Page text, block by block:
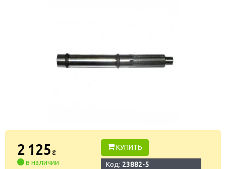
2 125₴
в наличии
КУПИТЬ
Код: 23882-5